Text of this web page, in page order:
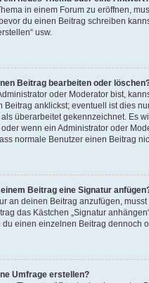
in einem Forum zu eröffnen,
du einen Beitrag schreiben
usw.
Beitrag bearbeiten oder
oder Moderator bist,
Beitrag anklickst; eventuell ist dies
überarbeitet gekennzeichnet. Es
wenn ein Administrator oder
normale Benutzer einen Beitrag
Beitrag eine Signatur
an deinen Beitrag anzufügen,
das Kästchen „Signatur
du einen einzelnen Beitrag dennoch
Umfrage erstellen?